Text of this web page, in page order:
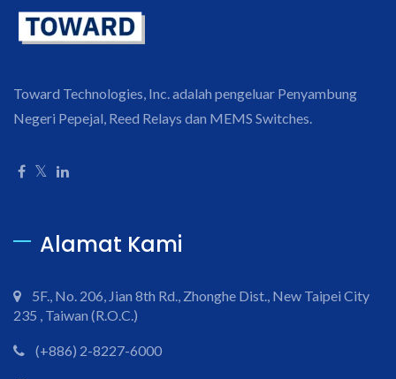
Toward Technologies, Inc. adalah pengeluar Penyambung
Negeri Pepejal, Reed Relays dan MEMS Switches.
Alamat Kami
5F., No. 206, Jian 8th Rd., Zhonghe Dist., New Taipei City
235 , Taiwan (R.O.C.)
(+886) 2-8227-6000